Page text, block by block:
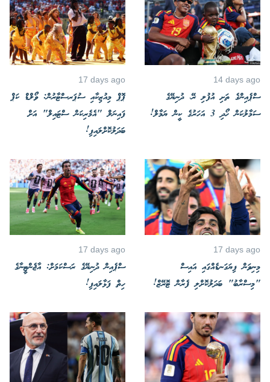
14 days ago
ސްޕެއިންގެ ތަށި އުފުލި ރޭ، ދުނިޔޭގެ
ސަމާލުކަން ހޯދި 3 އަހަރުގެ ކީން ޔަމާލް!
17 days ago
ޕޮޕް މިއުޒިކާއި ސުޕަރސްޓާރުން: ވޯލްޑް ކަޕް
ފައިނަލް "އެމެރިކަން ސްޓައިލް" އަށް
ބަދަލުކޮށްލައިފި!
17 days ago
މިނިވަން ފިޔަގަނޑެއްގައި އައިސް
"މިސްރާބު" ބަދަލުކޮށްލި ފެރާން ޓޮރޭޒް!
17 days ago
ސްޕެއިން ދުނިޔޭގެ ރަސްކަމަށް: އާޖެންޓީނާގެ
ހިތް ފަޅާލައިފި!